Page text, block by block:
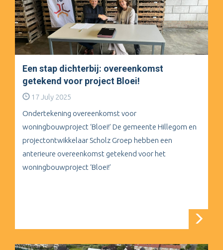
Een stap dichterbij: overeenkomst
getekend voor project Bloei!
17 July 2025
Ondertekening overeenkomst voor
woningbouwproject ‘Bloei!’ De gemeente Hillegom en
projectontwikkelaar Scholz Groep hebben een
anterieure overeenkomst getekend voor het
woningbouwproject ‘Bloei!’